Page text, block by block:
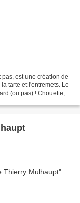
est une création de
tarte et l'entremets. Le
(ou pas) ! Chouette, je